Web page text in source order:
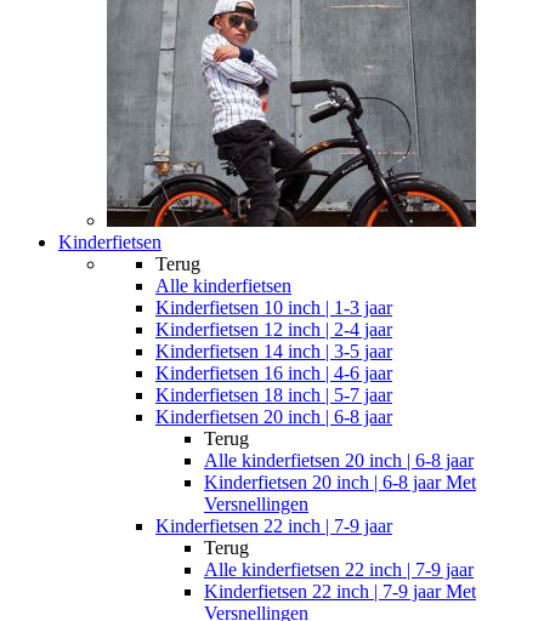
Kinderfietsen
Terug
Alle kinderfietsen
Kinderfietsen 10 inch | 1-3 jaar
Kinderfietsen 12 inch | 2-4 jaar
Kinderfietsen 14 inch | 3-5 jaar
Kinderfietsen 16 inch | 4-6 jaar
Kinderfietsen 18 inch | 5-7 jaar
Kinderfietsen 20 inch | 6-8 jaar
Terug
Alle kinderfietsen 20 inch | 6-8 jaar
Kinderfietsen 20 inch | 6-8 jaar Met
Versnellingen
Kinderfietsen 22 inch | 7-9 jaar
Terug
Alle kinderfietsen 22 inch | 7-9 jaar
Kinderfietsen 22 inch | 7-9 jaar Met
Versnellingen